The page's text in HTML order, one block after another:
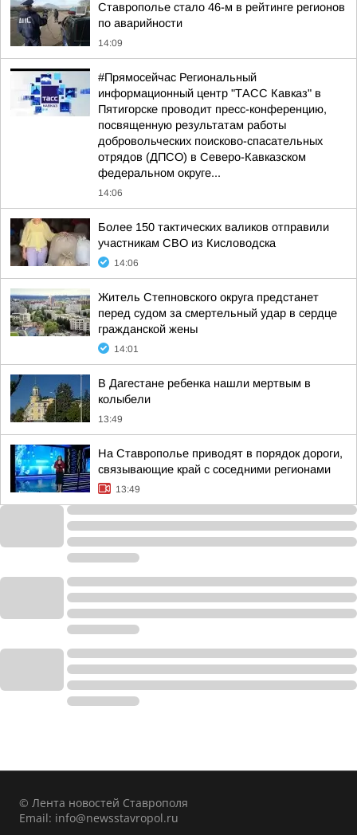
Ставрополье стало 46-м в рейтинге регионов
по аварийности
14:09
#Прямосейчас Региональный
информационный центр "ТАСС Кавказ" в
Пятигорске проводит пресс-конференцию,
посвященную результатам работы
добровольческих поисково-спасательных
отрядов (ДПСО) в Северо-Кавказском
федеральном округе...
14:06
Более 150 тактических валиков отправили
участникам СВО из Кисловодска
14:06
Житель Степновского округа предстанет
перед судом за смертельный удар в сердце
гражданской жены
14:01
В Дагестане ребенка нашли мертвым в
колыбели
13:49
На Ставрополье приводят в порядок дороги,
связывающие край с соседними регионами
13:49
© Лента новостей Ставрополя
Email: info@newsstavropol.ru